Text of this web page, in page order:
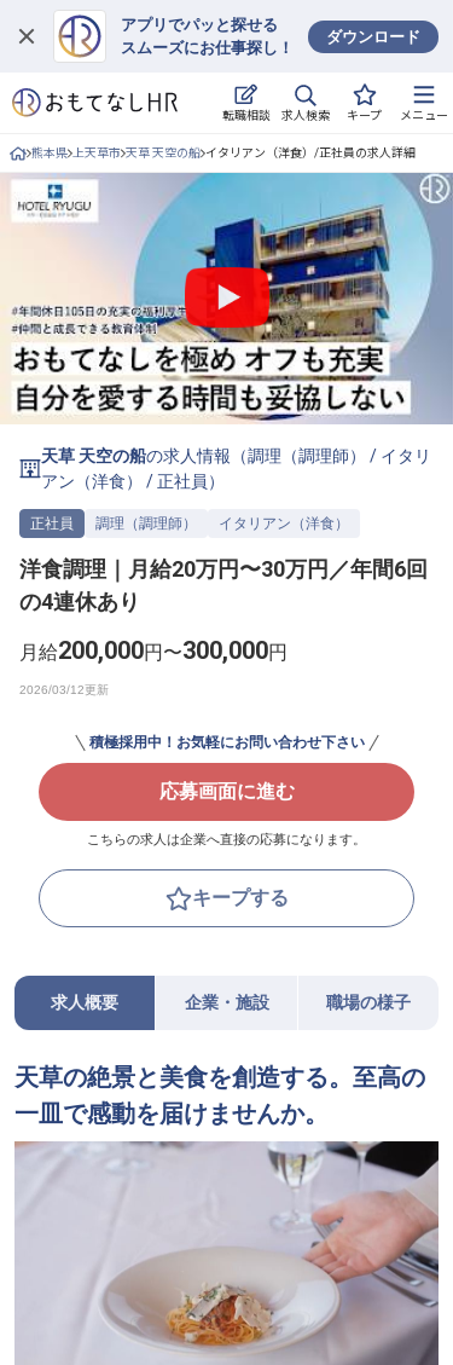
アプリでパッと探せる
スムーズにお仕事探し！
ダウンロード
転職相談 求人検索 キープ メニュー
ログイン
求人・施設を探す
キープした求人
就職・転職 合同説明会
おもてなしHRについて
ご利用の流れ
よくある質問
ホテル・宿泊業界情報コラム
無料 転職サポートに申し込む
採用をお考えの企業様へ
熊本県 上天草市 天草 天空の船 イタリアン（洋食）/正社員の求人詳細
天草 天空の船の求人情報（調理（調理師） / イタリ
アン（洋食）
/正社員 ）
正社員 調理（調理師） イタリアン（洋食）
洋食調理｜月給20万円〜30万円／年間6回
の4連休あり
月給200,000円〜300,000円
積極採用中！お気軽にお問い合わせ下さい
応募画面に進む
こちらの求人は企業へ直接の応募になります。
キープする
求人概要 企業・施設 職場の様子
天草の絶景と美食を創造する。至高の
一皿で感動を届けませんか。